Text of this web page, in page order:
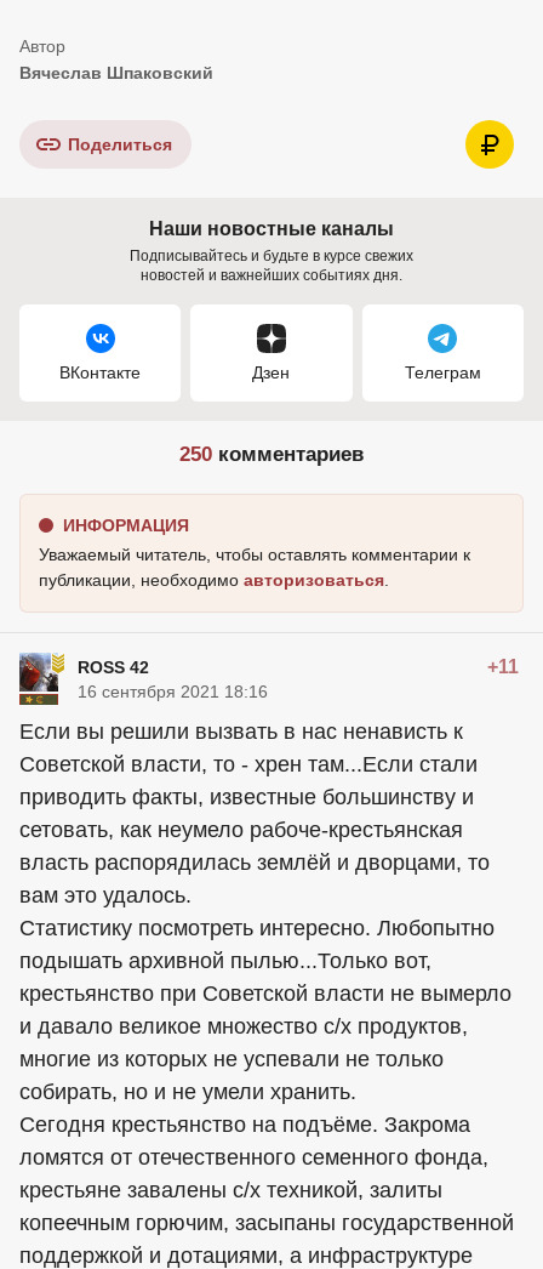
Вячеслав Шпаковский
Поделиться
Наши новостные каналы
Подписывайтесь и будьте в курсе свежих
новостей и важнейших событиях дня.
ВКонтакте Дзен Телеграм
250 комментариев
ИНФОРМАЦИЯ
Уважаемый читатель, чтобы оставлять комментарии к
публикации, необходимо авторизоваться
ROSS 42 +11
16 сентября 2021 18:16
Если вы решили вызвать в нас ненависть к
Советской власти, то - хрен там...Если стали
приводить факты, известные большинству и
сетовать, как неумело рабоче-крестьянская
власть распорядилась землёй и дворцами, то
вам это удалось.
Статистику посмотреть интересно. Любопытно
подышать архивной пылью...Только вот,
крестьянство при Советской власти не вымерло
и давало великое множество с/х продуктов,
многие из которых не успевали не только
собирать, но и не умели хранить.
Сегодня крестьянство на подъёме. Закрома
ломятся от отечественного семенного фонда,
крестьяне завалены с/х техникой, залиты
копеечным горючим, засыпаны государственной
поддержкой и дотациями, а инфраструктуре